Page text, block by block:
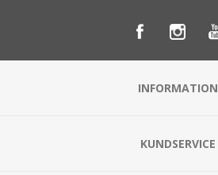
INFORMATION
KUNDSERVICE